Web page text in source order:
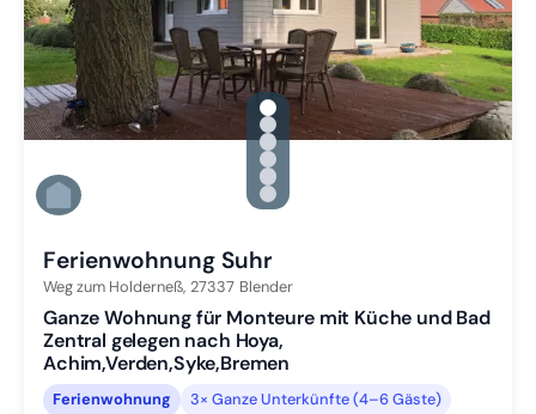
gallery.slide_selector
Zu Slide 1 wechseln
Zu Slide 2 wechseln
Zu Slide 3 wechseln
Zu Slide 4 wechseln
Zu Slide 5 wechseln
Zu Slide 6 wechseln
Ferienwohnung Suhr
Weg zum Holderneß, 27337 Blender
Ganze Wohnung für Monteure mit Küche und Bad
Zentral gelegen nach Hoya,
Achim,Verden,Syke,Bremen
Ferienwohnung 3× Ganze Unterkünfte (4–6 Gäste)